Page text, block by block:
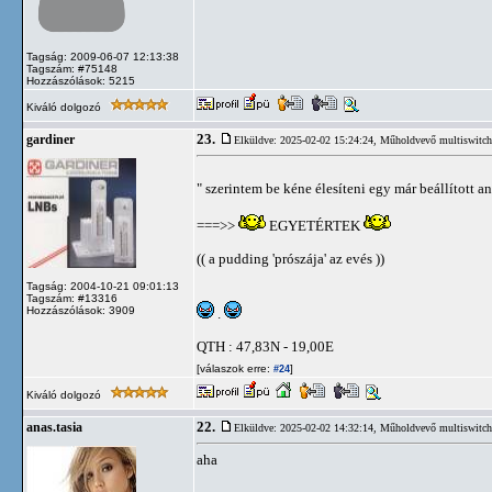
Tagság: 2009-06-07 12:13:38
Tagszám: #75148
Hozzászólások: 5215
Kiváló dolgozó
gardiner
Tagság: 2004-10-21 09:01:13
Tagszám: #13316
Hozzászólások: 3909
23. Elküldve: 2025-02-02 15:24:24, Műholdvevő multiswitch
" szerintem be kéne élesíteni egy már beállított
===>> EGYETÉRTEK
(( a pudding 'prószája' az evés ))
QTH : 47,83N - 19,00E
[válaszok erre: #24]
Kiváló dolgozó
anas.tasia 22. Elküldve: 2025-02-02 14:32:14, Műholdvevő multiswitch
aha